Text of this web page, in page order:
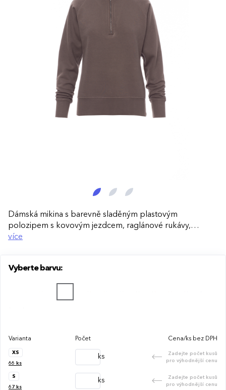
Dámská mikina s barevně sladěným plastovým
polozipem s kovovým jezdcem, raglánové rukávy,
manžety a pas s elastickým žebrováním, zesílené švy.
více
Vyberte barvu:
Varianta Počet Cena/ks bez DPH
XS
66 ks
ks
Zadejte počet kusů
pro výhodnější cenu
S
67 ks
ks
Zadejte počet kusů
pro výhodnější cenu